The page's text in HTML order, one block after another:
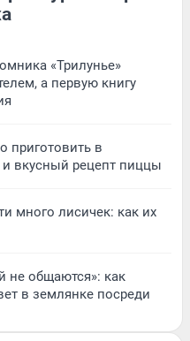
«Трилунье»
а первую книгу
приготовить в
вкусный рецепт пиццы
много лисичек: как их
не общаются»: как
в землянке посреди